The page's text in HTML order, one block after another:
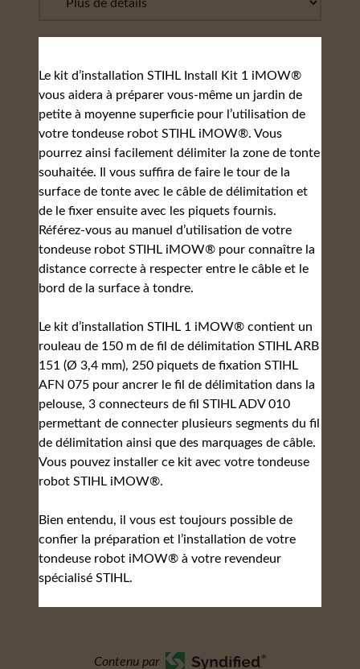
Le kit d’installation STIHL Install Kit 1 iMOW®
vous aidera à préparer vous-même un jardin de
petite à moyenne superficie pour l’utilisation de
votre tondeuse robot STIHL iMOW®. Vous
pourrez ainsi facilement délimiter la zone de tonte
souhaitée. Il vous suffira de faire le tour de la
surface de tonte avec le câble de délimitation et
de le fixer ensuite avec les piquets fournis.
Référez-vous au manuel d’utilisation de votre
tondeuse robot STIHL iMOW® pour connaître la
distance correcte à respecter entre le câble et le
bord de la surface à tondre.
Le kit d’installation STIHL 1 iMOW® contient un
rouleau de 150 m de fil de délimitation STIHL ARB
151 (Ø 3,4 mm), 250 piquets de fixation STIHL
AFN 075 pour ancrer le fil de délimitation dans la
pelouse, 3 connecteurs de fil STIHL ADV 010
permettant de connecter plusieurs segments du fil
de délimitation ainsi que des marquages de câble.
Vous pouvez installer ce kit avec votre tondeuse
robot STIHL iMOW®.
Bien entendu, il vous est toujours possible de
confier la préparation et l’installation de votre
tondeuse robot iMOW® à votre revendeur
spécialisé STIHL.
Contenu par